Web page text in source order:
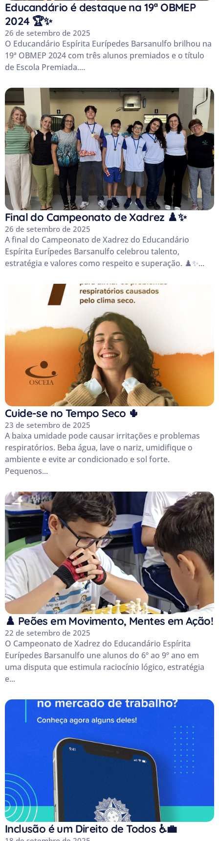
Educandário é destaque na 19ª OBMEP
2024 🏆✨
26 de setembro de 2025
O Educandário Espírita Eurípedes Barsanulfo brilhou na
19ª OBMEP 2024 com três alunos premiados e o título
de Escola Premiada....
Final do Campeonato de Xadrez ♟️✨
26 de setembro de 2025
A final do Campeonato de Xadrez do Educandário
Espírita Eurípedes Barsanulfo celebrou talento,
estratégia e valores como respeito e superação. ♟️✨...
Cuide-se no Tempo Seco 🌵
23 de setembro de 2025
A baixa umidade pode causar irritações e problemas
respiratórios. Beba água, lave o nariz, umidifique o
ambiente e evite ar condicionado e sol forte.
Pequenos...
♟️ Peões em Movimento, Mentes em Ação!
22 de setembro de 2025
O Campeonato de Xadrez do Educandário Espírita
Eurípedes Barsanulfo une alunos do 6º ao 9º ano em
uma disputa que estimula raciocínio lógico, estratégia
e...
Inclusão é um Direito de Todos ♿💼